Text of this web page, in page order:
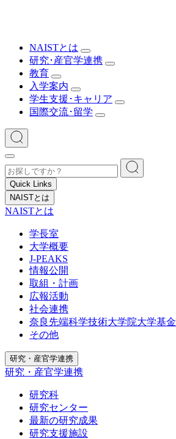
NAISTとは
研究･産官学連携
教育
入学案内
学生支援･キャリア
国際交流･留学
Quick Links
NAISTとは
NAISTとは
学長室
大学概要
J-PEAKS
情報公開
取組・計画
広報活動
社会連携
奈良先端科学技術大学院大学基金
その他
研究・産官学連携
研究・産官学連携
研究科
研究センター
最新の研究成果
研究支援施設